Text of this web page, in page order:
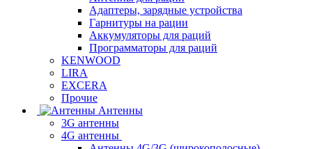
Адаптеры, зарядные устройства
Гарнитуры на рации
Аккумуляторы для раций
Программаторы для раций
KENWOOD
LIRA
EXCERA
Прочие
Антенны
3G антенны
4G антенны